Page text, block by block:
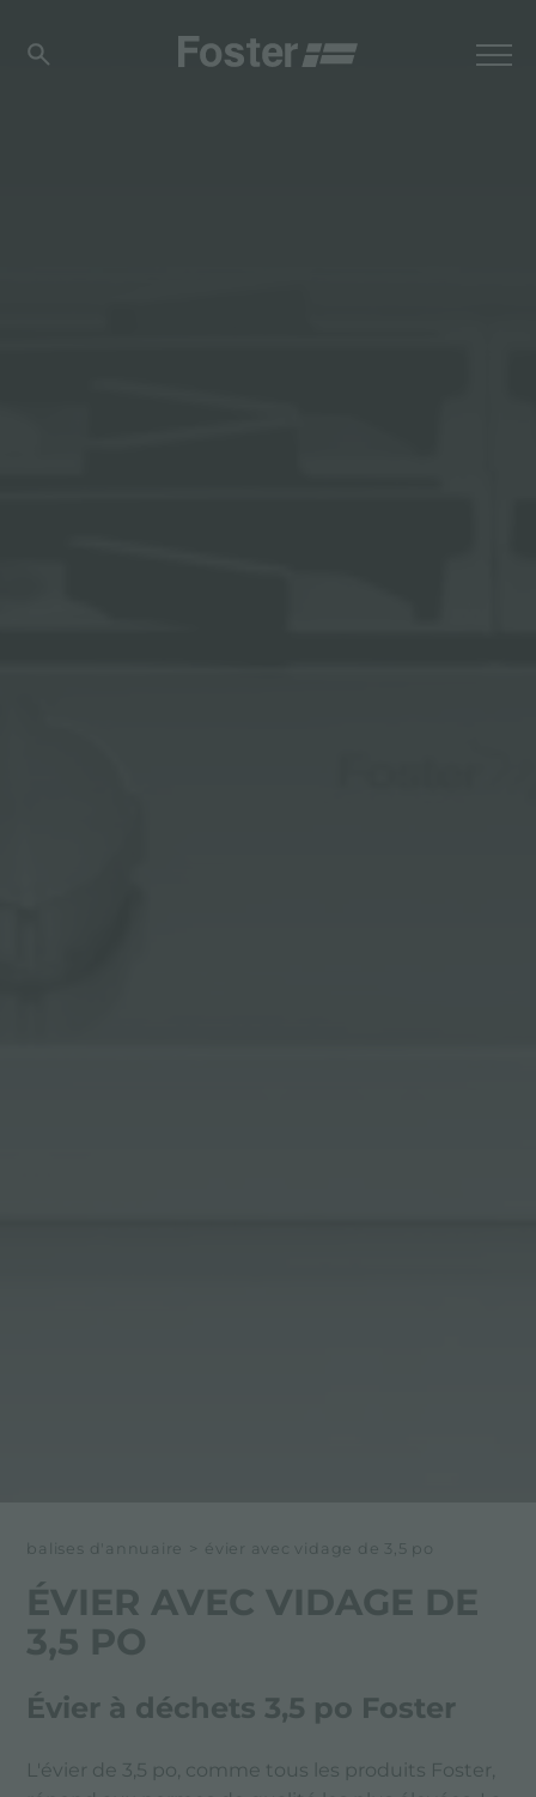
balises d'annuaire > évier avec vidage de 3,5 po
ÉVIER AVEC VIDAGE DE
3,5 PO
Évier à déchets 3,5 po Foster
L'évier de 3,5 po, comme tous les produits Foster,